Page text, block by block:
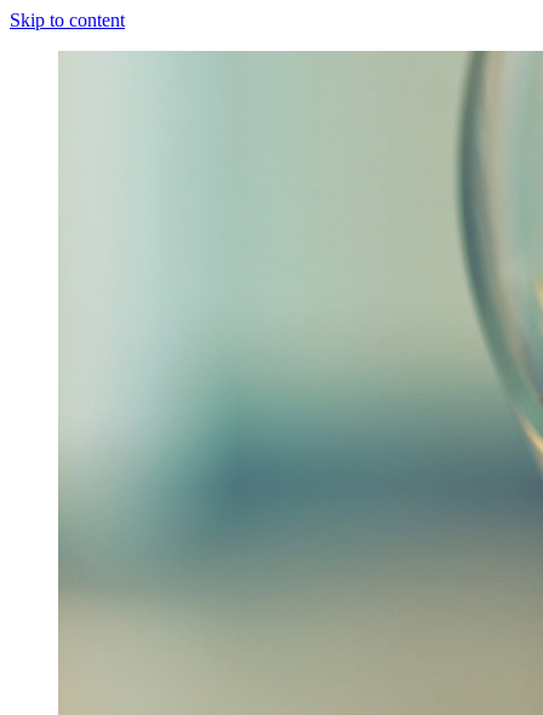
Skip to content